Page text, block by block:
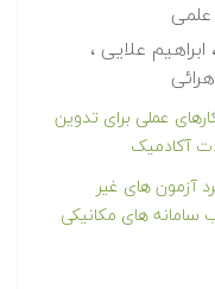
علمی
علایی ،
عملی برای تدوین
آکادمیک
آزمون های غیر
های مکانیکی